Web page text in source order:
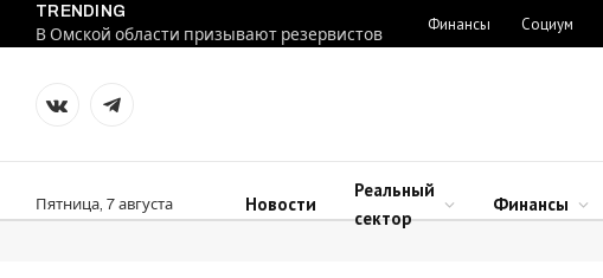
TRENDING
В Омской области призывают резервистов
Финансы Социум
VKontakteTelegram
Пятница, 7 августа Новости
Реальный
сектор
Финансы